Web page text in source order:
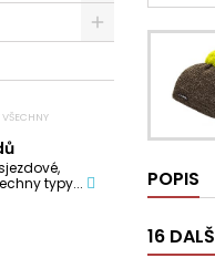
VŠECHNY
typy...
POPIS
16